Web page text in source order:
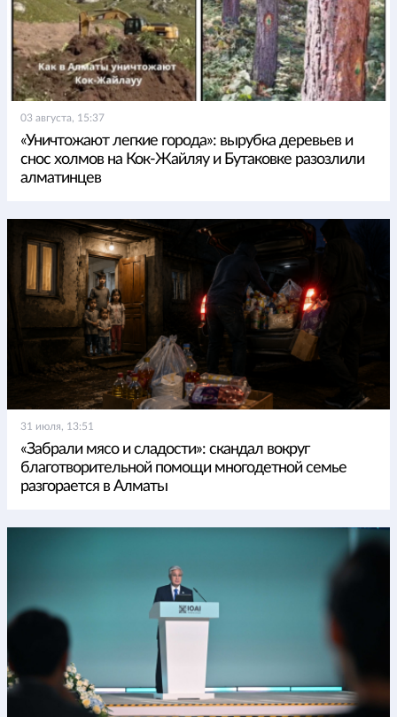
03 августа, 15:37
«Уничтожают легкие города»: вырубка деревьев и
снос холмов на Кок-Жайляу и Бутаковке разозлили
алматинцев
31 июля, 13:51
«Забрали мясо и сладости»: скандал вокруг
благотворительной помощи многодетной семье
разгорается в Алматы